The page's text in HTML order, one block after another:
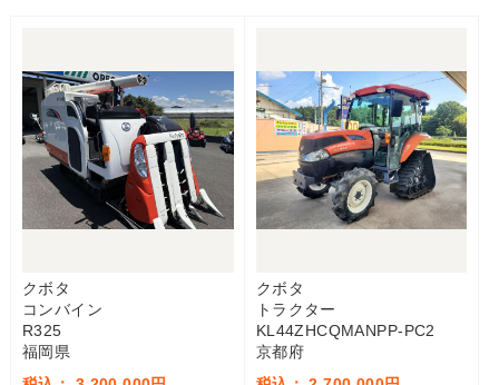
クボタ
コンバイン
R325
福岡県
クボタ
トラクター
KL44ZHCQMANPP-PC2
京都府